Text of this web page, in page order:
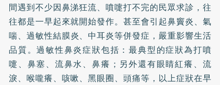
間遇到不少因鼻涕狂流、噴嚏打不完的民眾求診，往
往都是一早起來就開始發作。甚至會引起鼻竇炎、 氣
喘、過敏性結膜炎、中耳炎等併發症，嚴重影響生活
品質。過敏性鼻炎症狀包括：最典型的症狀為打噴
嚏、鼻塞、流鼻水、鼻癢；另外還有眼睛紅癢、流
淚、喉嚨癢、咳嗽、黑眼圈、頭痛等，以上症狀在早